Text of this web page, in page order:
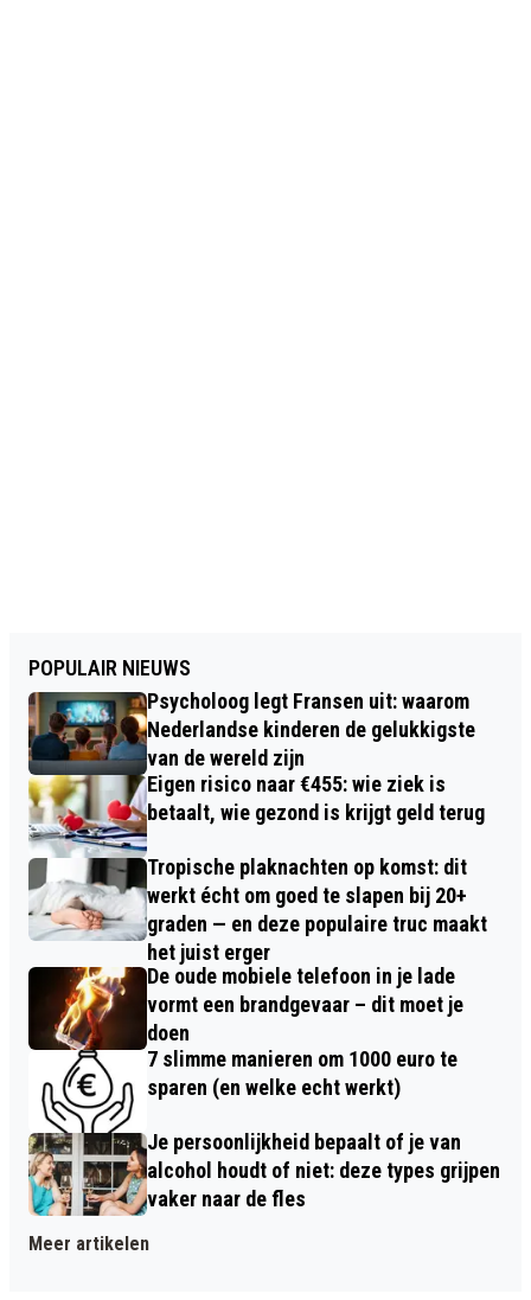
POPULAIR NIEUWS
Psycholoog legt Fransen uit: waarom
Nederlandse kinderen de gelukkigste
van de wereld zijn
Eigen risico naar €455: wie ziek is
betaalt, wie gezond is krijgt geld terug
Tropische plaknachten op komst: dit
werkt écht om goed te slapen bij 20+
graden — en deze populaire truc maakt
het juist erger
De oude mobiele telefoon in je lade
vormt een brandgevaar – dit moet je
doen
7 slimme manieren om 1000 euro te
sparen (en welke echt werkt)
Je persoonlijkheid bepaalt of je van
alcohol houdt of niet: deze types grijpen
vaker naar de fles
Meer artikelen